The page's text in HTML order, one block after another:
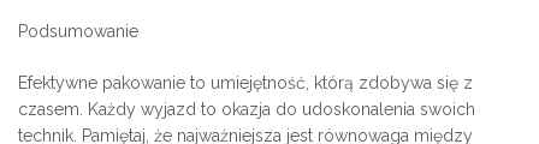
Podsumowanie
Efektywne pakowanie to umiejętność, którą zdobywa się z
czasem. Każdy wyjazd to okazja do udoskonalenia swoich
technik. Pamiętaj, że najważniejsza jest równowaga między